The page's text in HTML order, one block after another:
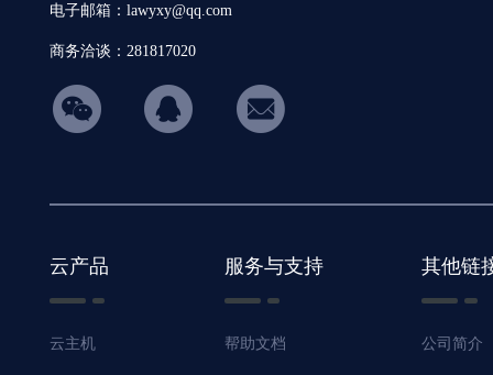
电子邮箱：lawyxy@qq.com
商务洽谈：281817020
hicon34
云产品
云主机
服务与支持
帮助文档
其他链
公司简介